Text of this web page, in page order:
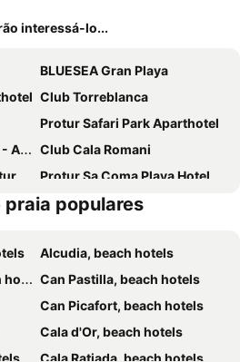
interessá-lo...
BLUESEA Gran Playa
Club Torreblanca
Protur Safari Park Aparthotel
Club Cala Romani
Protur Sa Coma Playa Hotel & Spa
Hipotels Eurotel Punta Rotja
Hotel Cala Murada
Globales America
Talayot
Hotel Millor Sol
populares
Alcudia, beach hotels
Can Pastilla, beach hotels
Can Picafort, beach hotels
Cala d'Or, beach hotels
Cala Ratjada, beach hotels